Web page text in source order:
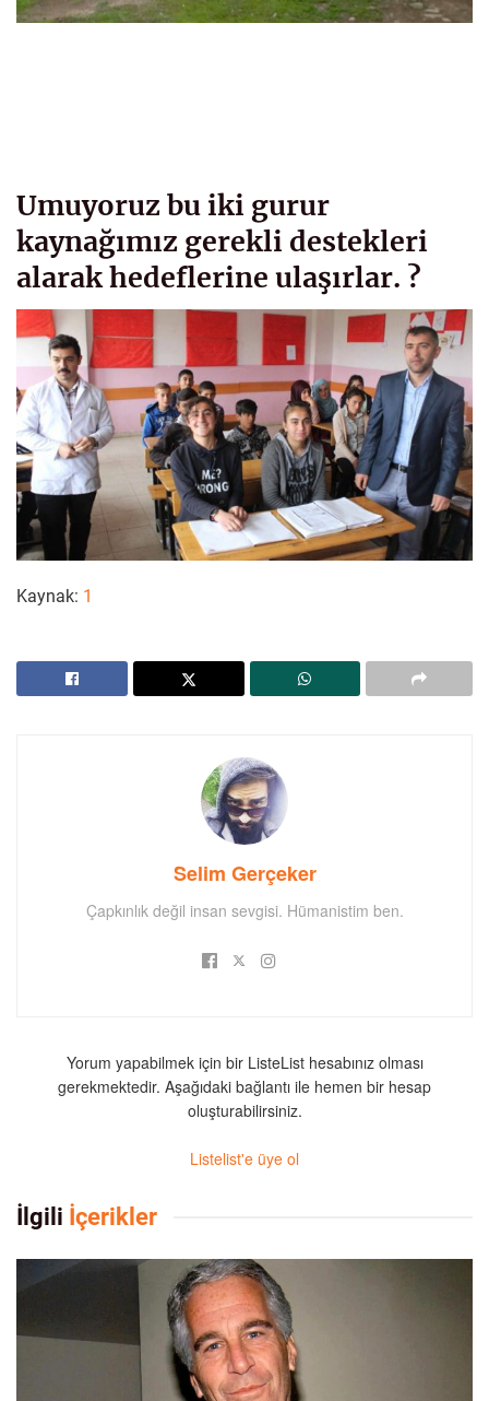
Umuyoruz bu iki gurur
kaynağımız gerekli destekleri
alarak hedeflerine ulaşırlar. ?
Kaynak: 1
Selim Gerçeker
Çapkınlık değil insan sevgisi. Hümanistim ben.
Yorum yapabilmek için bir ListeList hesabınız olması
gerekmektedir. Aşağıdaki bağlantı ile hemen bir hesap
oluşturabilirsiniz.
Listelist'e üye ol
İlgili İçerikler